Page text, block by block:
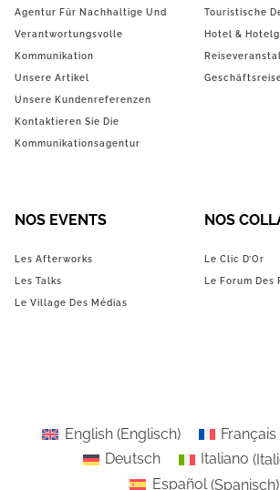
Agentur Für Nachhaltige Und
Verantwortungsvolle
Kommunikation
Unsere Artikel
Unsere Kundenreferenzen
Kontaktieren Sie Die
Kommunikationsagentur
Touristische
Hotel &
NOS EVENTS
Les Afterworks
Les Talks
Le Village Des Médias
NOS
Le Clic D’Or
Le Forum Des
English(Englisch) Français
Deutsch
Italiano (
Español(Spanisch)